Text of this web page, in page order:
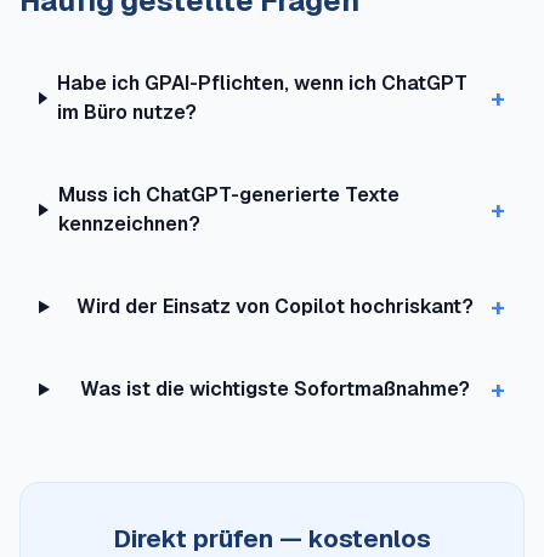
Habe ich GPAI-Pflichten, wenn ich ChatGPT
im Büro nutze?
+
Muss ich ChatGPT-generierte Texte
kennzeichnen?
+
Wird der Einsatz von Copilot hochriskant? +
Was ist die wichtigste Sofortmaßnahme? +
Direkt prüfen — kostenlos